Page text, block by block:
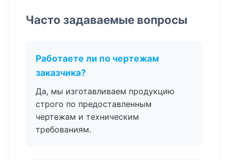
Часто задаваемые вопросы
Работаете ли по чертежам
заказчика?
Да, мы изготавливаем продукцию
строго по предоставленным
чертежам и техническим
требованиям.